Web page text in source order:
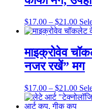
$17.00 – $21.00
माइक्रोवेव
नजर रखें” मग
$17.00 – $21.00